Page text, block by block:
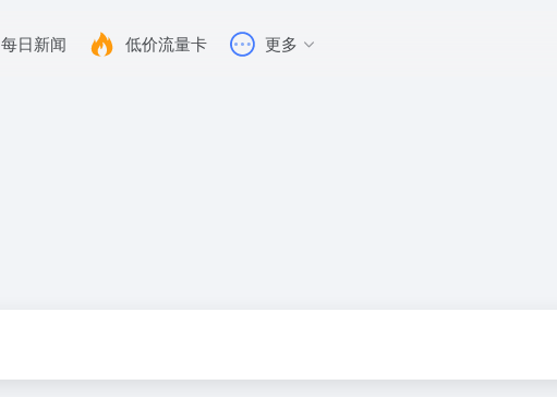
每日新闻 低价流量卡 更多